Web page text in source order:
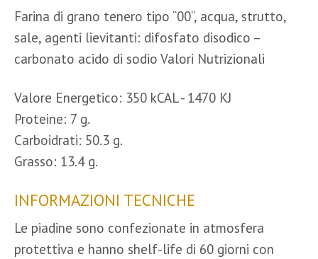
Farina di grano tenero tipo “00”, acqua, strutto,
sale, agenti lievitanti: difosfato disodico –
carbonato acido di sodio Valori Nutrizionali
Valore Energetico: 350 kCAL - 1470 KJ
Proteine: 7 g.
Carboidrati: 50.3 g.
Grasso: 13.4 g.
INFORMAZIONI TECNICHE
Le piadine sono confezionate in atmosfera
protettiva e hanno shelf-life di 60 giorni con